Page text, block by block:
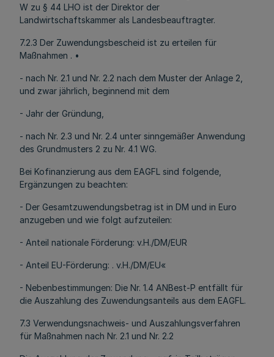
W zu § 44 LHO ist der Direktor der
Landwirtschaftskammer als Landesbeauftragter.
7.2.3 Der Zuwendungsbescheid ist zu erteilen für
Maßnahmen . •
- nach Nr. 2.1 und Nr. 2.2 nach dem Muster der Anlage 2,
und zwar jährlich, beginnend mit dem
- Jahr der Gründung,
- nach Nr. 2.3 und Nr. 2.4 unter sinngemäßer Anwendung
des Grundmusters 2 zu Nr. 4.1 WG.
Bei Kofinanzierung aus dem EAGFL sind folgende,
Ergänzungen zu beachten:
- Der Gesamtzuwendungsbetrag ist in DM und in Euro
anzugeben und wie folgt aufzuteilen:
- Anteil nationale Förderung: v.H./DM/EUR
- Anteil EU-Förderung: . v.H./DM/EU«
- Nebenbestimmungen: Die Nr. 1.4 ANBest-P entfällt für
die Auszahlung des Zuwendungsanteils aus dem EAGFL.
7.3 Verwendungsnachweis- und Auszahlungsverfahren
für Maßnahmen nach Nr. 2.1 und Nr. 2.2